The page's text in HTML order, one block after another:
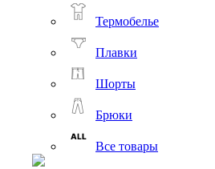
Термобелье
Плавки
Шорты
Брюки
Все товары